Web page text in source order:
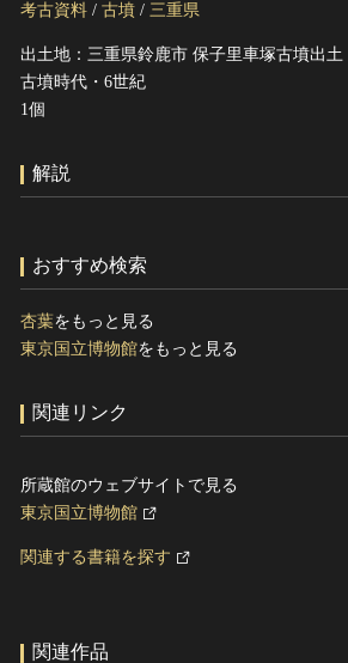
文化遺産データベース
国指定文化財等データベース
考古資料 / 古墳 / 三重県
出土地：三重県鈴鹿市 保子里車塚古墳出土
古墳時代・6世紀
1個
解説
おすすめ検索
杏葉をもっと見る
東京国立博物館をもっと見る
関連リンク
所蔵館のウェブサイトで見る
東京国立博物館
関連する書籍を探す
関連作品